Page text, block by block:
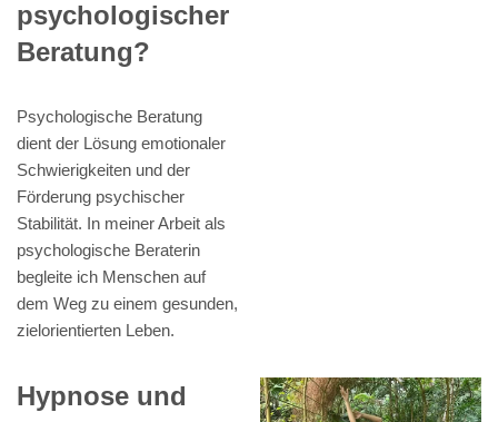
psychologischer
Beratung?
Psychologische Beratung
dient der Lösung emotionaler
Schwierigkeiten und der
Förderung psychischer
Stabilität. In meiner Arbeit als
psychologische Beraterin
begleite ich Menschen auf
dem Weg zu einem gesunden,
zielorientierten Leben.
Hypnose und